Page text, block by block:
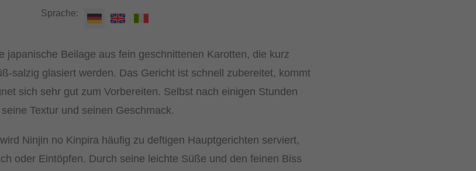
Sprache:
japanische Beilage aus fein geschnittenen Karotten, die kurz
salzig glasiert werden. Das Gericht ist schnell zubereitet, kommt
sich sehr gut zum Vorbereiten. Selbst nach einigen Stunden
Textur und seinen Geschmack.
Ninjin no Kinpira häufig zu deftigen Hauptgerichten serviert,
oder Eintöpfen. Durch seine leichte Süße und den feinen Biss